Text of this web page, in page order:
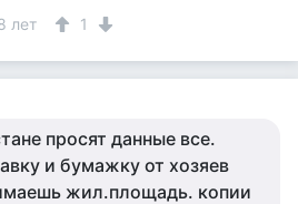
лет 1
просят данные все.
и бумажку от хозяев
жил.площадь. копии